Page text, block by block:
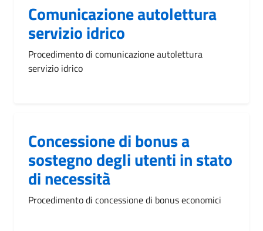
Comunicazione autolettura
servizio idrico
Procedimento di comunicazione autolettura
servizio idrico
Concessione di bonus a
sostegno degli utenti in stato
di necessità
Procedimento di concessione di bonus economici